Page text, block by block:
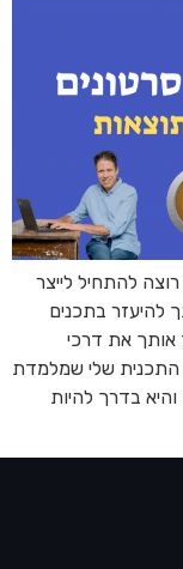
להתחיל לייצר
להיעזר בתכנים
אותך את דרכי
התכנית שלי שמלמדת
בדרך להיות